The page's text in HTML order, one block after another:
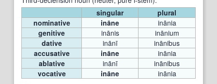
singular
plural
nominative
ināne
inānia
genitive
inānis
inānium
dative
inānī
inānibus
accusative
ināne
inānia
ablative
inānī
inānibus
vocative
ināne inānia